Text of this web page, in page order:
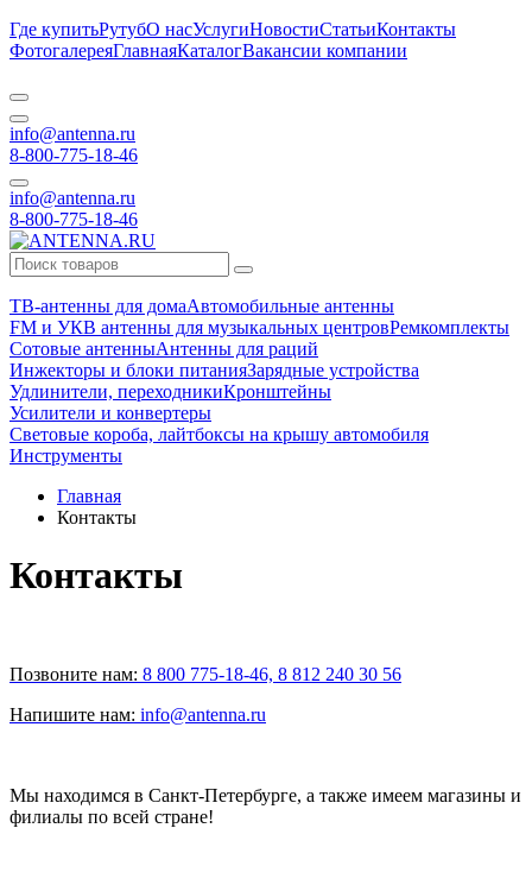
Где купитьРутубО насУслугиНовостиСтатьиКонтакты
ФотогалереяГлавнаяКаталогВакансии компании
info@antenna.ru
8-800-775-18-46
info@antenna.ru
8-800-775-18-46
ТВ-антенны для домаАвтомобильные антенны
FM и УКВ антенны для музыкальных центровРемкомплекты
Сотовые антенныАнтенны для раций
Инжекторы и блоки питанияЗарядные устройства
Удлинители, переходникиКронштейны
Усилители и конвертеры
Световые короба, лайтбоксы на крышу автомобиля
Инструменты
Главная
Контакты
Контакты
Позвоните нам: 8 800 775-18-46, 8 812 240 30 56
Напишите нам: info@antenna.ru
Мы находимся в Санкт-Петербурге, а также имеем магазины и
филиалы по всей стране!